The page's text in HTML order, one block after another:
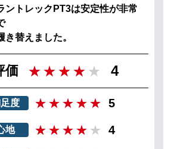
ントレックPT3は安定性が非常
き替えました。
価 4
度 5
地 4